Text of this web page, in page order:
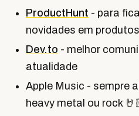
ProductHunt - para
novidades em
Dev.to - melhor
atualidade
Apple Music - sempre
heavy metal ou rock